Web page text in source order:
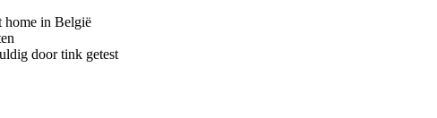
home in België
door tink getest